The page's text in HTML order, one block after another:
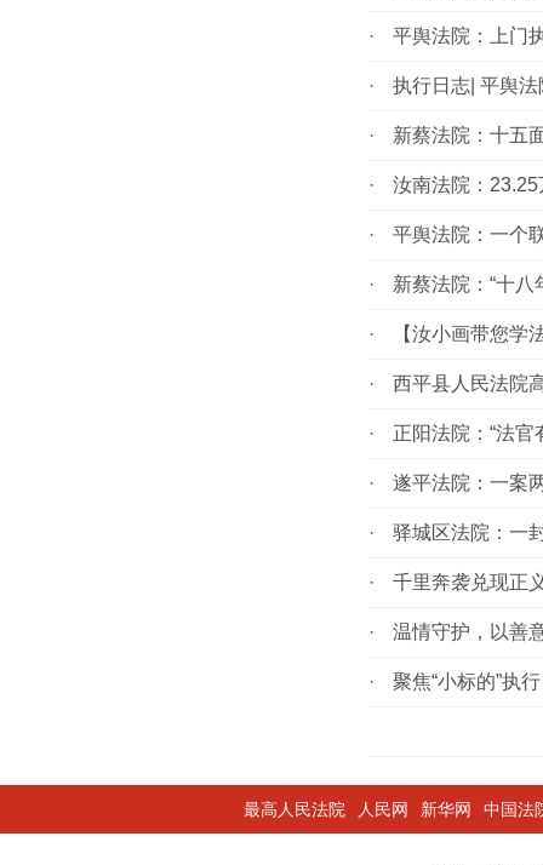
· 平舆法院：上门
· 执行日志| 平舆
· 新蔡法院：十五
· 汝南法院：
· 平舆法院：一个
· 新蔡法院：“十
· 【汝小画带您学
· 西平县人民法院
· 正阳法院：“法官
· 遂平法院：一案
· 驿城区法院：一
· 千里奔袭兑现正
· 温情守护，以善
· 聚焦“小标的”执
最高人民法院 人民网 新华网 中国法